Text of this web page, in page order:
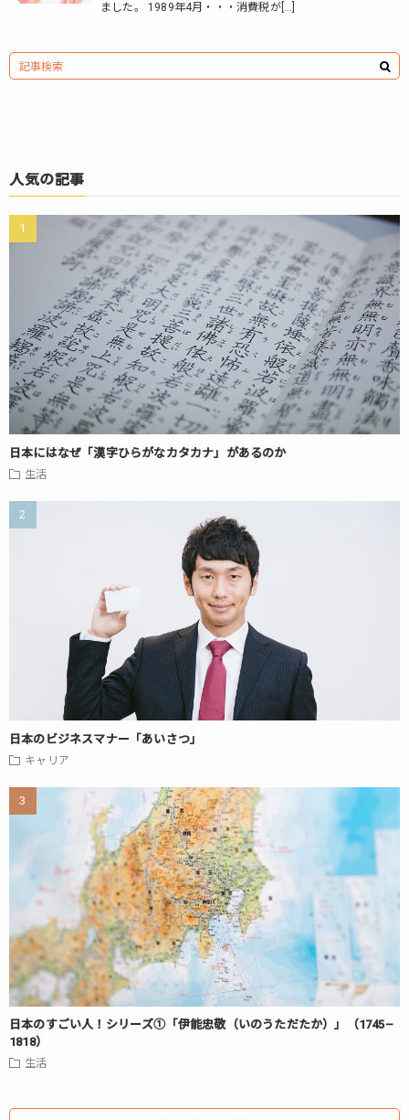
ました。 1989年4月・・・消費税が[…]
人気の記事
日本にはなぜ「漢字ひらがなカタカナ」があるのか
生活
日本のビジネスマナー「あいさつ」
キャリア
日本のすごい人！シリーズ①「伊能忠敬（いのうただたか）」（1745–
1818）
生活